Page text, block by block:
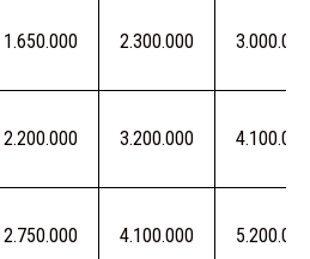
1.650.000 2.300.000 3.000.000
2.200.000 3.200.000 4.100.000
2.750.000 4.100.000 5.200.000